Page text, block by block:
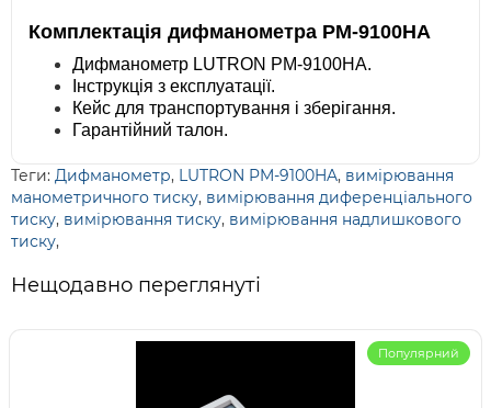
Комплектація дифманометра PM-9100HA
Дифманометр LUTRON PM-9100HA.
Інструкція з експлуатації.
Кейс для транспортування і зберігання.
Гарантійний талон.
Теги: Дифманометр, LUTRON PM-9100HA, вимірювання
манометричного тиску, вимірювання диференціального
тиску, вимірювання тиску, вимірювання надлишкового
тиску,
Нещодавно переглянуті
Популярний